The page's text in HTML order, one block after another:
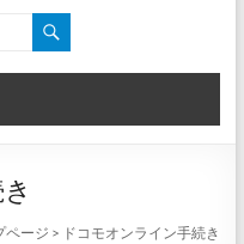
ページ > ドコモオンライン手続き